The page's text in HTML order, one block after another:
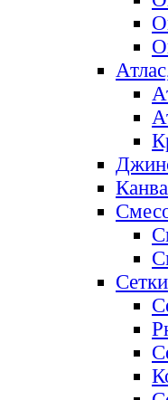
Сетки